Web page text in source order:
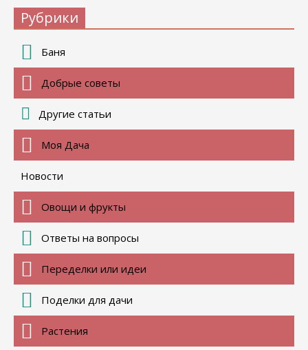
Рубрики
Баня
Добрые советы
Другие статьи
Моя Дача
Новости
Овощи и фрукты
Ответы на вопросы
Переделки или идеи
Поделки для дачи
Растения